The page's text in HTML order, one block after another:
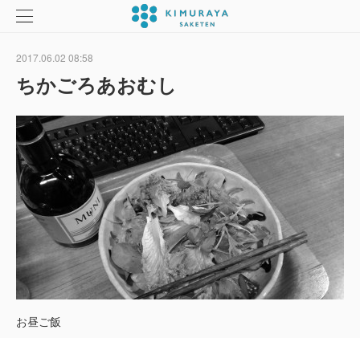
2017.06.02 08:58
ちかごろあおむし
お昼ご飯